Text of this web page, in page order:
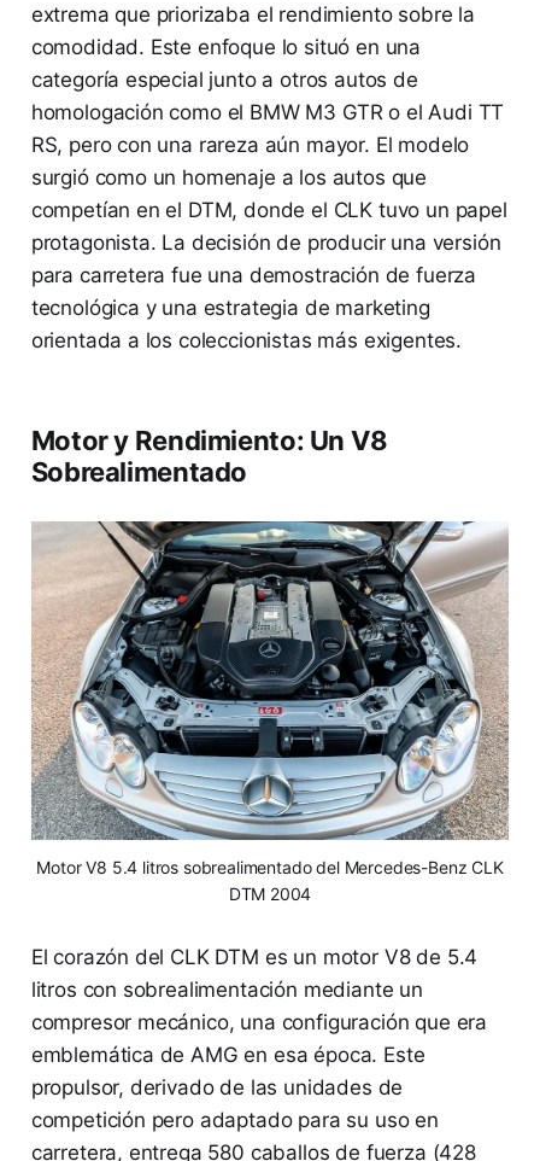
extrema que priorizaba el rendimiento sobre la
comodidad. Este enfoque lo situó en una
categoría especial junto a otros autos de
homologación como el BMW M3 GTR o el Audi TT
RS, pero con una rareza aún mayor. El modelo
surgió como un homenaje a los autos que
competían en el DTM, donde el CLK tuvo un papel
protagonista. La decisión de producir una versión
para carretera fue una demostración de fuerza
tecnológica y una estrategia de marketing
orientada a los coleccionistas más exigentes.
Motor y Rendimiento: Un V8
Sobrealimentado
Motor V8 5.4 litros sobrealimentado del Mercedes-Benz CLK
DTM 2004
El corazón del CLK DTM es un motor V8 de 5.4
litros con sobrealimentación mediante un
compresor mecánico, una configuración que era
emblemática de AMG en esa época. Este
propulsor, derivado de las unidades de
competición pero adaptado para su uso en
carretera, entrega 580 caballos de fuerza (428